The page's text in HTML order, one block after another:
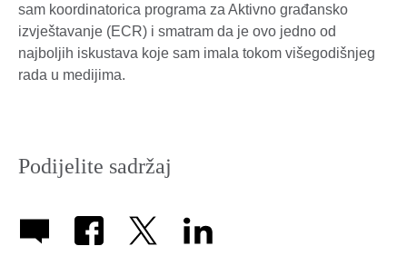
sam koordinatorica programa za Aktivno građansko
izvještavanje (ECR) i smatram da je ovo jedno od
najboljih iskustava koje sam imala tokom višegodišnjeg
rada u medijima.
Podijelite sadržaj